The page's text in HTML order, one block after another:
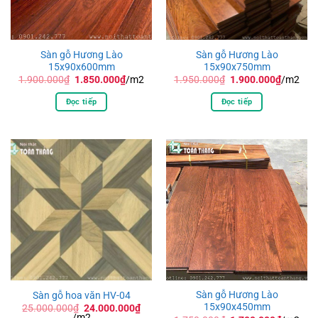
Sàn gỗ Hương Lào
15x90x600mm
1.900.000₫ Giá
là:
1.900.000₫.
1.850.000₫Giá
hiện
/m2
Đọc tiếp
Sàn gỗ Hương Lào
15x90x750mm
1.950.000₫ Giá
là:
1.950.000₫.
1.900.000₫Giá
hiện
/m2
Đọc tiếp
Sàn gỗ hoa văn HV-04
25.000.000₫ Giá
24.000.000₫
Sàn gỗ Hương Lào
15x90x450mm